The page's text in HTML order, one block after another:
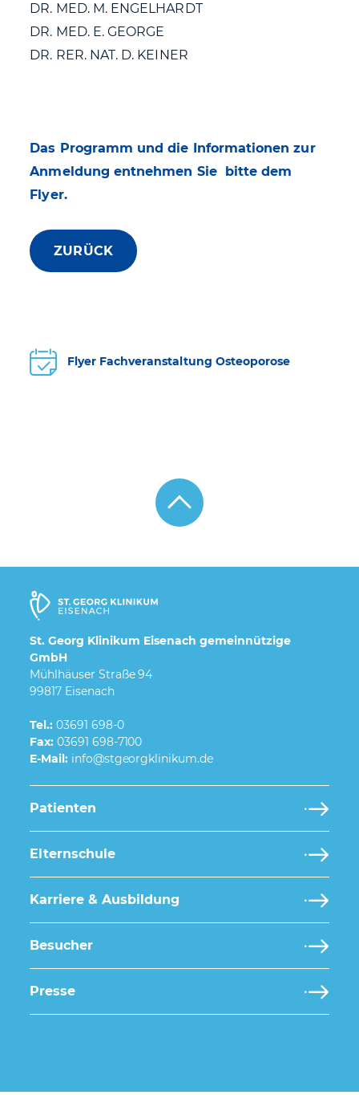
DR. MED. M. ENGELHARDT
DR. MED. E. GEORGE
DR. RER. NAT. D. KEINER
Das Programm und die Informationen zur
Anmeldung entnehmen Sie bitte dem
Flyer.
ZURÜCK
Flyer Fachveranstaltung Osteoporose
St. Georg Klinikum Eisenach gemeinnützige
GmbH
Mühlhäuser Straße 94
99817 Eisenach
Tel.: 03691 698-0
Fax: 03691 698-7100
E-Mail:
Patienten
Elternschule
Karriere & Ausbildung
Besucher
Presse